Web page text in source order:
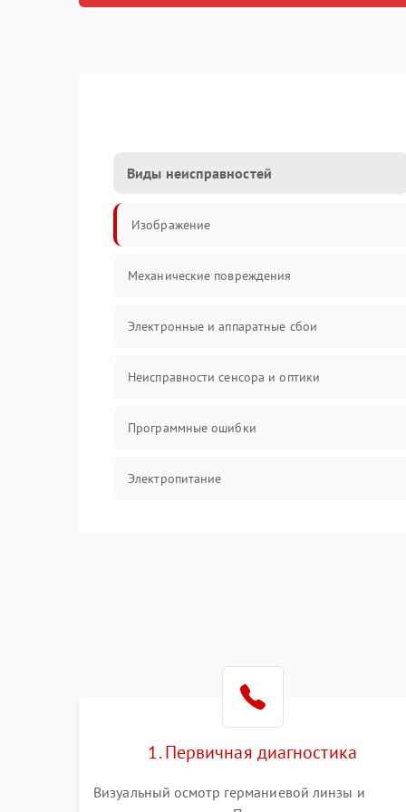
Виды неисправностей
Изображение
Механические повреждения
Электронные и аппаратные сбои
Неисправности сенсора и оптики
Программные ошибки
Электропитание
Температурные проблемы
Сбои коммуникаций и интерфейсов
1. Первичная диагностика
Визуальный осмотр германиевой линзы и